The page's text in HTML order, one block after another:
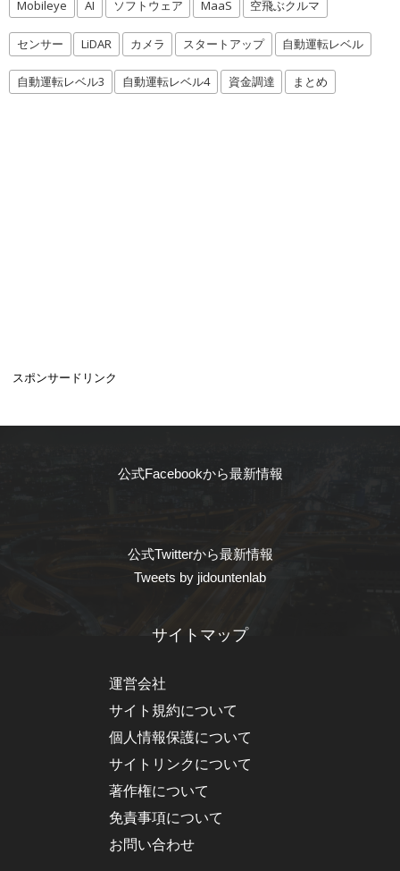
Mobileye AI ソフトウェア MaaS 空飛ぶクルマ
センサー LiDAR カメラ スタートアップ 自動運転レベル
自動運転レベル3 自動運転レベル4 資金調達 まとめ
スポンサードリンク
公式Facebookから最新情報
公式Twitterから最新情報
Tweets by jidountenlab
サイトマップ
運営会社
サイト規約について
個人情報保護について
サイトリンクについて
著作権について
免責事項について
お問い合わせ